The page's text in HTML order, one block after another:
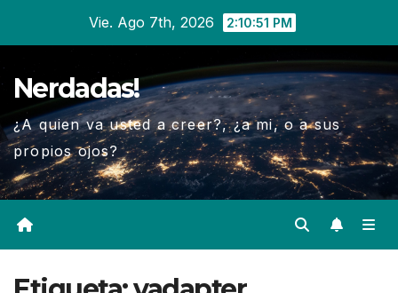
contenido
Vie. Ago 7th, 2026 2:10:52 PM
Nerdadas!
¿A quien va usted a creer?, ¿a mi, o a sus
propios ojos?